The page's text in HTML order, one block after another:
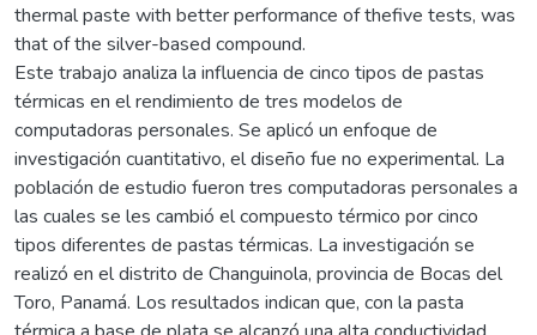
thermal paste with better performance of thefive tests, was
that of the silver-based compound.
Este trabajo analiza la influencia de cinco tipos de pastas
térmicas en el rendimiento de tres modelos de
computadoras personales. Se aplicó un enfoque de
investigación cuantitativo, el diseño fue no experimental. La
población de estudio fueron tres computadoras personales a
las cuales se les cambió el compuesto térmico por cinco
tipos diferentes de pastas térmicas. La investigación se
realizó en el distrito de Changuinola, provincia de Bocas del
Toro, Panamá. Los resultados indican que, con la pasta